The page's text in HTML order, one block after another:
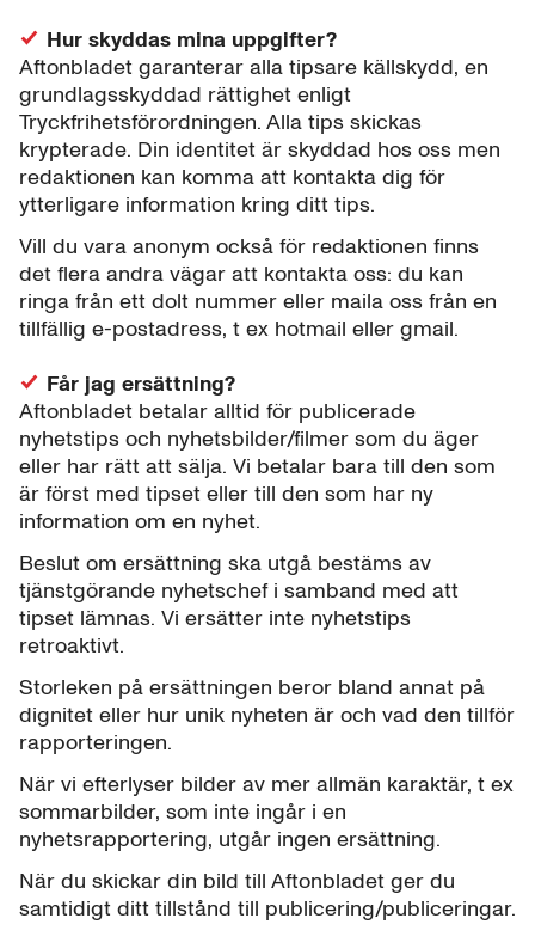
Hur skyddas mina uppgifter?
Aftonbladet garanterar alla tipsare källskydd, en
grundlagsskyddad rättighet enligt
Tryckfrihetsförordningen. Alla tips skickas
krypterade. Din identitet är skyddad hos oss men
redaktionen kan komma att kontakta dig för
ytterligare information kring ditt tips.
Vill du vara anonym också för redaktionen finns
det flera andra vägar att kontakta oss: du kan
ringa från ett dolt nummer eller maila oss från en
tillfällig e-postadress, t ex hotmail eller gmail.
Får jag ersättning?
Aftonbladet betalar alltid för publicerade
nyhetstips och nyhetsbilder/filmer som du äger
eller har rätt att sälja. Vi betalar bara till den som
är först med tipset eller till den som har ny
information om en nyhet.
Beslut om ersättning ska utgå bestäms av
tjänstgörande nyhetschef i samband med att
tipset lämnas. Vi ersätter inte nyhetstips
retroaktivt.
Storleken på ersättningen beror bland annat på
dignitet eller hur unik nyheten är och vad den tillför
rapporteringen.
När vi efterlyser bilder av mer allmän karaktär, t ex
sommarbilder, som inte ingår i en
nyhetsrapportering, utgår ingen ersättning.
När du skickar din bild till Aftonbladet ger du
samtidigt ditt tillstånd till publicering/publiceringar.